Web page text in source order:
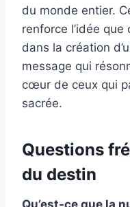
du monde entier.
renforce l’idée
dans la création
message qui
cœur de ceux qui
sacrée.
Questions
du destin